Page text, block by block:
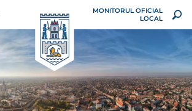
MONITORUL OFICIAL
LOCAL